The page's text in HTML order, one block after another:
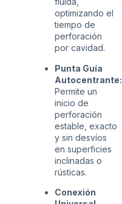
optimizando el
tiempo de
perforación
por cavidad.
Punta Guía
Autocentrante:
Permite un
inicio de
perforación
estable, exacto
y sin desvíos
en superficies
inclinadas o
rústicas.
Conexión